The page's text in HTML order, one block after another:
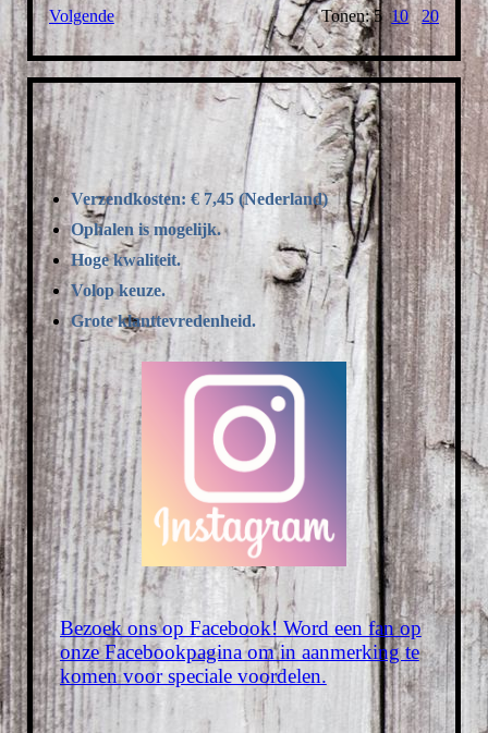
Volgende
Tonen: 510 20
Verzendkosten: € 7,45 (Nederland)
Ophalen is mogelijk.
Hoge kwaliteit.
Volop keuze.
Grote klanttevredenheid.
Bezoek ons op Facebook! Word een fan op
onze Facebookpagina om in aanmerking te
komen voor speciale voordelen.